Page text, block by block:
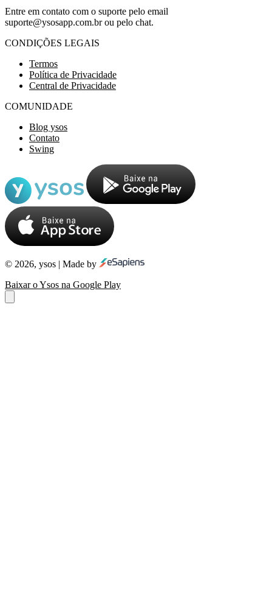
Entre em contato com o suporte pelo email
suporte@ysosapp.com.brou pelo chat.
CONDIÇÕES LEGAIS
Termos
Política de Privacidade
Central de Privacidade
COMUNIDADE
Blog ysos
Contato
Swing
© 2026, ysos | Made by
Baixar o Ysos na Google Play